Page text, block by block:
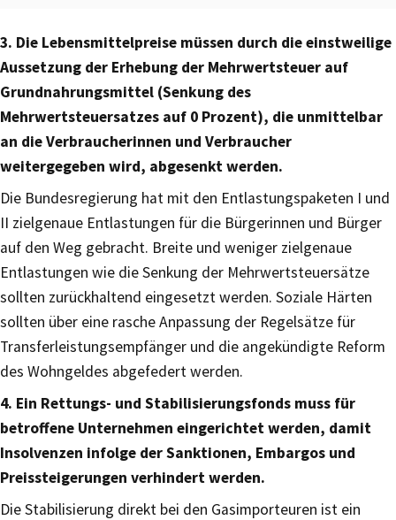
3. Die Lebensmittelpreise müssen durch die einstweilige
Aussetzung der Erhebung der Mehrwertsteuer auf
Grundnahrungsmittel (Senkung des
Mehrwertsteuersatzes auf 0 Prozent), die unmittelbar
an die Verbraucherinnen und Verbraucher
weitergegeben wird, abgesenkt werden.
Die Bundesregierung hat mit den Entlastungspaketen I und
II zielgenaue Entlastungen für die Bürgerinnen und Bürger
auf den Weg gebracht. Breite und weniger zielgenaue
Entlastungen wie die Senkung der Mehrwertsteuersätze
sollten zurückhaltend eingesetzt werden. Soziale Härten
sollten über eine rasche Anpassung der Regelsätze für
Transferleistungsempfänger und die angekündigte Reform
des Wohngeldes abgefedert werden.
4. Ein Rettungs- und Stabilisierungsfonds muss für
betroffene Unternehmen eingerichtet werden, damit
Insolvenzen infolge der Sanktionen, Embargos und
Preissteigerungen verhindert werden.
Die Stabilisierung direkt bei den Gasimporteuren ist ein